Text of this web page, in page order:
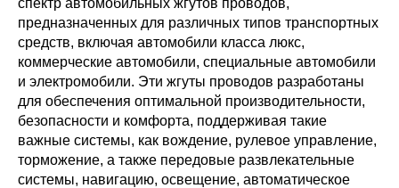
предназначенных для различных типов транспортных
средств, включая автомобили класса люкс,
коммерческие автомобили, специальные автомобили
и электромобили. Эти жгуты проводов разработаны
для обеспечения оптимальной производительности,
безопасности и комфорта, поддерживая такие
важные системы, как вождение, рулевое управление,
торможение, а также передовые развлекательные
системы, навигацию, освещение, автоматическое